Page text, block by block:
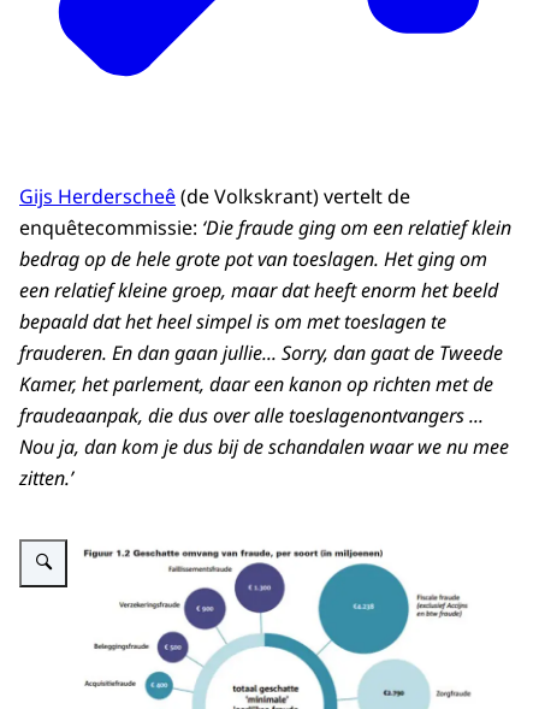
Gijs Herderscheê(de Volkskrant) vertelt de
enquêtecommissie: ‘Die fraude ging om een relatief klein
bedrag op de hele grote pot van toeslagen. Het ging om
een relatief kleine groep, maar dat heeft enorm het beeld
bepaald dat het heel simpel is om met toeslagen te
frauderen. En dan gaan jullie... Sorry, dan gaat de Tweede
Kamer, het parlement, daar een kanon op richten met de
fraudeaanpak, die dus over alle toeslagenontvangers ...
Nou ja, dan kom je dus bij de schandalen waar we nu mee
zitten.’
Vergroot afbeelding Figuur 1.2 Geschatte omgeving van fraude